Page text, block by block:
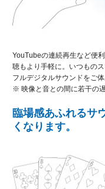
YouTubeの連続再生など便
聴もより手軽に。いつもの
フルデジタルサウンドをご体
※ 映像と音との間に若干の
臨場感あふれるサ
くなります。